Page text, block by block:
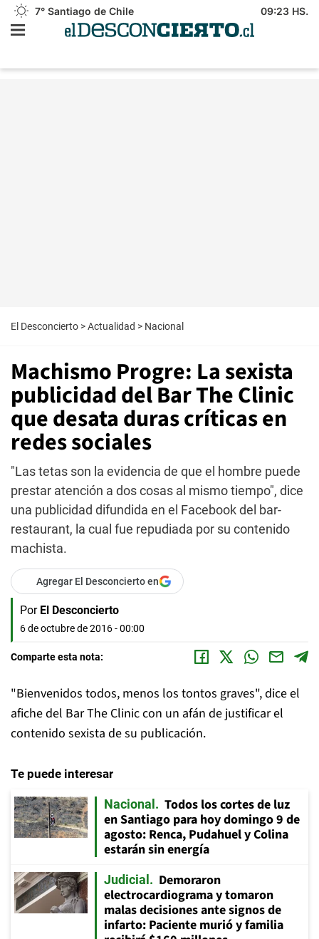
7° Santiago de Chile 09:23 HS.
El Desconcierto >Actualidad > Nacional
Machismo Progre: La sexista
publicidad del Bar The Clinic
que desata duras críticas en
redes sociales
"Las tetas son la evidencia de que el hombre puede
prestar atención a dos cosas al mismo tiempo", dice
una publicidad difundida en el Facebook del bar-
restaurant, la cual fue repudiada por su contenido
machista.
Agregar El Desconcierto en
Por El Desconcierto
6 de octubre de 2016 - 00:00
Comparte esta nota:
"Bienvenidos todos, menos los tontos graves", dice el
afiche del Bar The Clinic con un afán de justificar el
contenido sexista de su publicación.
Te puede interesar
Nacional
Todos los cortes de luz
en Santiago para hoy domingo 9 de
agosto: Renca, Pudahuel y Colina
estarán sin energía
Judicial
Demoraron
electrocardiograma y tomaron
malas decisiones ante signos de
infarto: Paciente murió y familia